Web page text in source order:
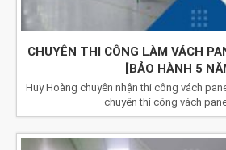
CHUYÊN THI CÔNG LÀM VÁCH
[BẢO HÀNH 5
Huy Hoàng chuyên nhận thi công vách
chuyên thi công vách